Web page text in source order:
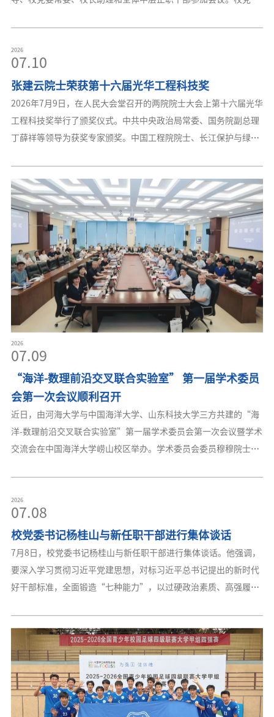
书记杨桂山围绕2026年人才引育和人事制度改革工作进展与举措作
聘荣誉体系建设和人才分类评价等方面存在的短板，明确提出下一
与全年人才引育任务与目标相结合，以扩规模、优结构、提层次为
导向编制实施“十五五”师资队伍建设实施细则，以鲜明的主责绩
效导向深
07.10
2026年7月9日，在人民大会堂召开的两院院士大会上第十六届光华
工程科技奖举行了颁奖仪式。中共中央政治局常委、国务院副总理
丁薛祥等领导为获奖专家颁奖。中国工程院院士、长江保护与绿色
发展研究院院长张建云荣获第十六届光华工程科技奖。张建云长期
工作，主持国家防汛抗旱指挥系统工程设计建设，研发中国洪水预
报系统、大坝安全管理信息系统，构建全国气候变化影响评价系
统。在洪水预报理论研究及应用、气候变化对水文水资源影响评估
和适应对策、设计暴雨和设计洪水等方面取得突出创新成果。获国
家科技进步一等奖2项、二等奖5项。获全国先进工作者等荣誉。光
华工程科技奖是
2026
07.09
会第一次会议顺利召开
近日，由河海大学与中国海洋大学、山东科技大学三方共建的“海
洋-数理前沿交叉联合实验室”第一届学术委员会第一次会议暨学术
交流会在中国海洋大学崂山校区举办。学术委员会委员穆穆院士、
沈佐伟院士、张人禾院士、陈松蹊院士、夏克青院士、曹臻院士、
学与中国海洋大学有着深厚的合作渊源和基础，联合实验室要紧密
特色和优势，以优势带动特色、以特色反哺综合发展，为加强原创
性、引领性海洋科技攻关，为推进国家海洋事业发展贡献力量。学
术委员会主任穆穆
07.08
7月8日，校党委书记杨桂山与新任职干部进行集体谈话。他强调，
要深入学习贯彻习近平党建思想，对标习近平总书记提出的新时代
好干部标准，全面锻造“七种能力”，以过硬政治素质、高强履职
本领、务实工作作风、清正廉洁底色，全力以赴推进学校“十五
起历史、师生检验的优异答卷。在听取新任职干部代表发言后，杨
桂山指出，“十五五”是学校重塑发展优势特色、增强发展能力韧
性、补齐发展短板弱项的关键期，如何将规划图变成实景图，关键
在人、关键在干部。作为承上启下的中坚力量，中层干部要始终把
勤学修德摆在突出位置，做到以学促行、以德配位，争做一名有能
力、有眼界、有格局、